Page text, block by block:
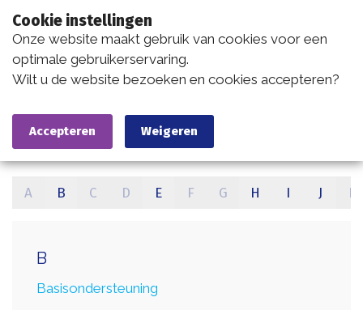
Cookie instellingen
Onze website maakt gebruik van cookies voor een
optimale gebruikerservaring.
Wilt u de website bezoeken en cookies accepteren?
Accepteren Weigeren
Home
Begrippenlijst
A B C D E F G H I J K
B
Basisondersteuning